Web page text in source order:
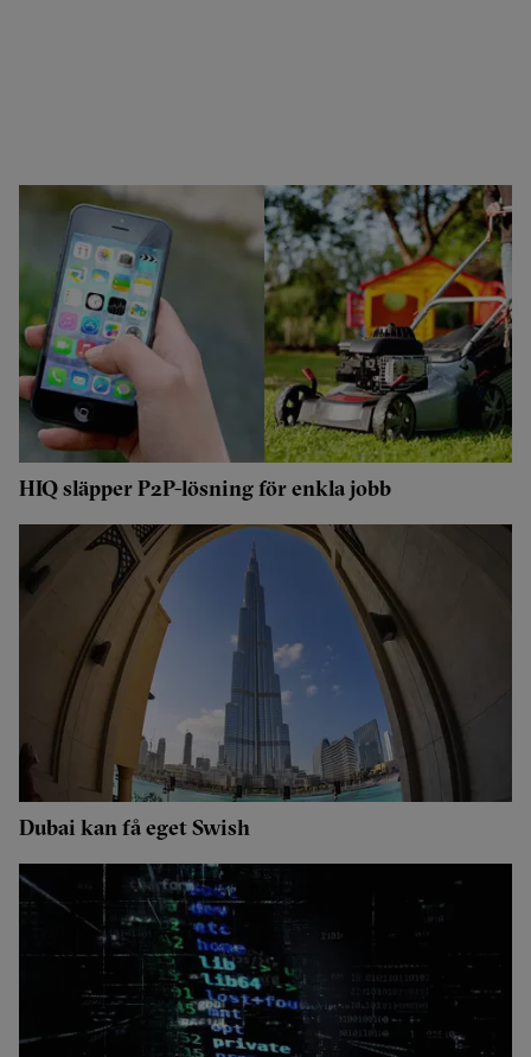
HIQ släpper P2P-lösning för enkla jobb
Dubai kan få eget Swish